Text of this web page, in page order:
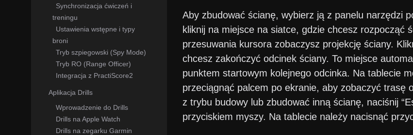
Synchronizacja ćwiczeń i
treningu
Ustawienia wstępne i typy
broni
Tryb szpiegowski (Spy Mode)
Tryb RO (Range Officer)
Integracja z PractiScore2
Aplikacja Drills
Wprowadzenie do Drills
Drills na Apple Watch
Drills na zegarku Garmin
Aby zbudować ścianę, wybierz ją z panelu narzędzi
kliknij na miejsce na siatce, gdzie chcesz rozpocząć
przesuwania kursora zobaczysz projekcję ściany.
chcesz zakończyć odcinek ściany. To miejsce
punktem startowym kolejnego odcinka. Na tablecie
przeciągnąć palcem po ekranie, aby zobaczyć trasę
z trybu budowy lub zbudować inną ścianę, naciśnij
przyciskiem myszy. Na tablecie należy nacisnąć
18.44 $ 0,00$
Gratulacje, otrzymasz darmową skrzynkę z Siliconem
SG Timer!
OK
Wiadomość Uwaga: Zmiana kraju na
Czy rozumieją Państwo te warunki i chcą kontynuować?
TAK, ROZUMIEM ANULUJ